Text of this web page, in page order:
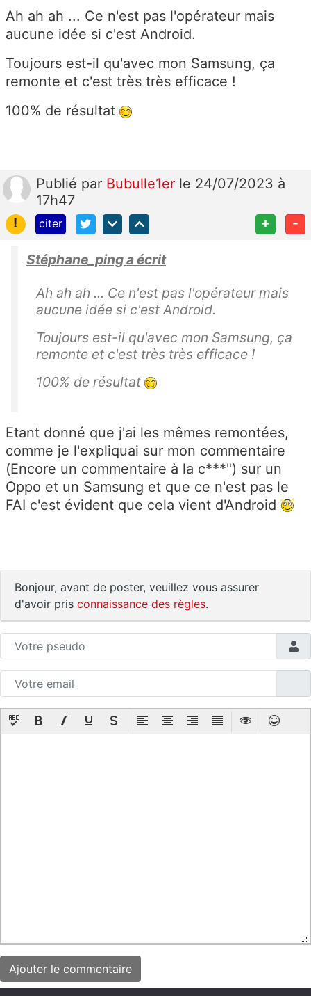
Ah ah ah ... Ce n'est pas l'opérateur mais
aucune idée si c'est Android.
Toujours est-il qu'avec mon Samsung, ça
remonte et c'est très très efficace !
100% de résultat
Publié par Bubulle1er le 24/07/2023 à
17h47
!
citer + -
Stéphane_ping a écrit
Ah ah ah ... Ce n'est pas l'opérateur mais
aucune idée si c'est Android.
Toujours est-il qu'avec mon Samsung, ça
remonte et c'est très très efficace !
100% de résultat
Etant donné que j'ai les mêmes remontées,
comme je l'expliquai sur mon commentaire
(Encore un commentaire à la c***") sur un
Oppo et un Samsung et que ce n'est pas le
FAI c'est évident que cela vient d'Android
Bonjour, avant de poster, veuillez vous assurer
d'avoir pris connaissance des règles.